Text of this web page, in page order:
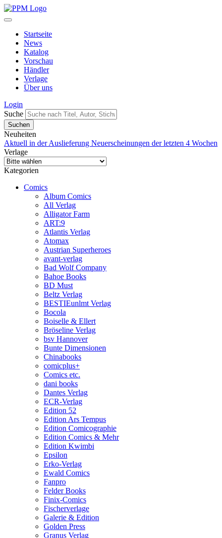
Startseite
News
Katalog
Vorschau
Händler
Verlage
Über uns
Login
Suche
Neuheiten
Aktuell in der Auslieferung Neuerscheinungen der letzten 4 Wochen
Verlage
Kategorien
Comics
Album Comics
All Verlag
Alligator Farm
ART:9
Atlantis Verlag
Atomax
Austrian Superheroes
avant-verlag
Bad Wolf Company
Bahoe Books
BD Must
Beltz Verlag
BESTIEunlmt Verlag
Bocola
Boiselle & Ellert
Bröseline Verlag
bsv Hannover
Bunte Dimensionen
Chinabooks
comicplus+
Comics etc.
dani books
Dantes Verlag
ECR-Verlag
Edition 52
Edition Ars Tempus
Edition Comicographie
Edition Comics & Mehr
Edition Kwimbi
Epsilon
Erko-Verlag
Ewald Comics
Fanpro
Felder Books
Finix-Comics
Fischerverlage
Galerie & Edition
Golden Press
Granus Verlag